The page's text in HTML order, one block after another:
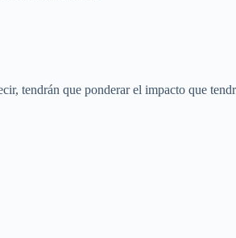
tendrán que ponderar el impacto que